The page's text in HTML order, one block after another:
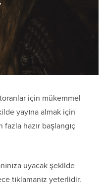
için mükemmel
yayına almak için
hazır başlangıç
uyacak şekilde
tıklamanız yeterlidir.